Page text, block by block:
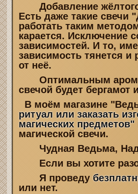
Добавление
Есть даже такие свечи
работать таким
карается. Исключение
зависимостей. И то,
зависимость тянется и
от неё.
Оптимальным
свечой будет бергамот
В моём магазине
ритуал или заказать
магических предметов"
магической свечи.
Чудная Ведьма,
Если вы хотите
Я проведу
или нет.